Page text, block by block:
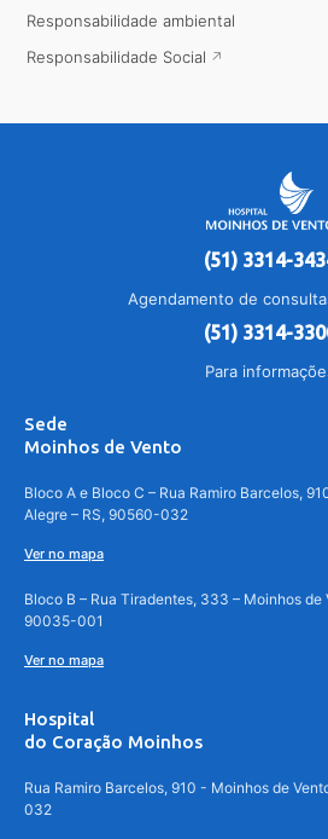
Responsabilidade ambiental
Responsabilidade Social
(51) 3314-
Agendamento de
(51) 3314-
Para
Sede
Moinhos de Vento
Bloco A e Bloco C – Rua Ramiro Barcelos,
Alegre – RS, 90560-032
Ver no mapa
Bloco B – Rua Tiradentes, 333 – Moinhos de
90035-001
Ver no mapa
Hospital
do Coração Moinhos
Rua Ramiro Barcelos, 910 - Moinhos de
032